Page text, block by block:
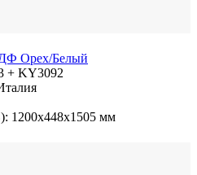
Орех/Белый
+ KY3092
1200x448x1505 мм